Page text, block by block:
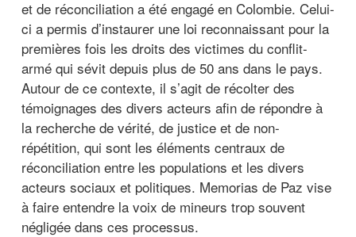
et de réconciliation a été engagé en Colombie. Celui-
ci a permis d’instaurer une loi reconnaissant pour la
premières fois les droits des victimes du conflit-
armé qui sévit depuis plus de 50 ans dans le pays.
Autour de ce contexte, il s’agit de récolter des
témoignages des divers acteurs afin de répondre à
la recherche de vérité, de justice et de non-
répétition, qui sont les éléments centraux de
réconciliation entre les populations et les divers
acteurs sociaux et politiques. Memorias de Paz vise
à faire entendre la voix de mineurs trop souvent
négligée dans ces processus.